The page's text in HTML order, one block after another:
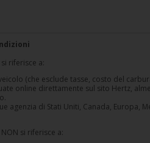
riferisce a:
(che esclude tasse, costo del
online direttamente sul sito Hertz,
agenzia di Stati Uniti, Canada, Europa,
si riferisce a: